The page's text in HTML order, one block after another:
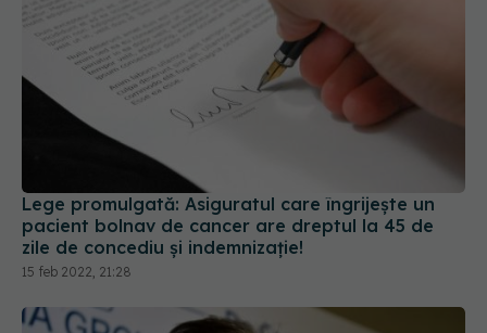
Lege promulgată: Asiguratul care îngrijește un
pacient bolnav de cancer are dreptul la 45 de
zile de concediu și indemnizație!
15 feb 2022, 21:28